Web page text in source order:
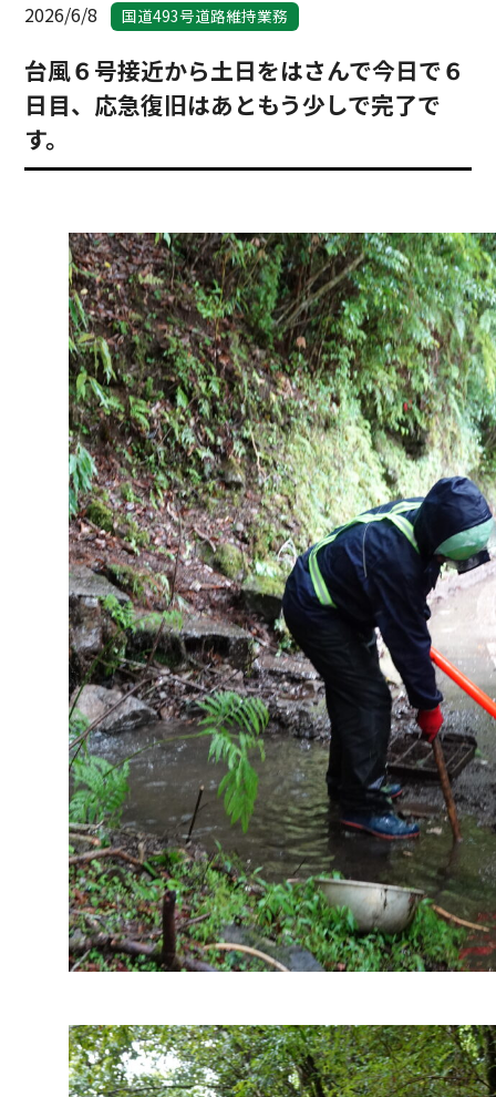
2026/6/8 国道493号道路維持業務
台風６号接近から土日をはさんで今日で６
日目、応急復旧はあともう少しで完了で
す。